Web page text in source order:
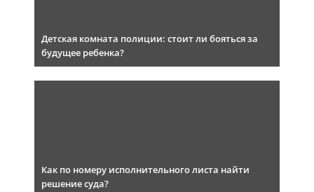
Детская комната полиции: стоит ли бояться за
будущее ребенка?
Как по номеру исполнительного листа найти
решение суда?